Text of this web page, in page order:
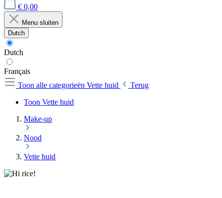
€ 0,00
Menu sluiten
Dutch
Dutch
Français
Toon alle categorieën Vette huid
Terug
Toon Vette huid
Make-up
Nood
Vette huid